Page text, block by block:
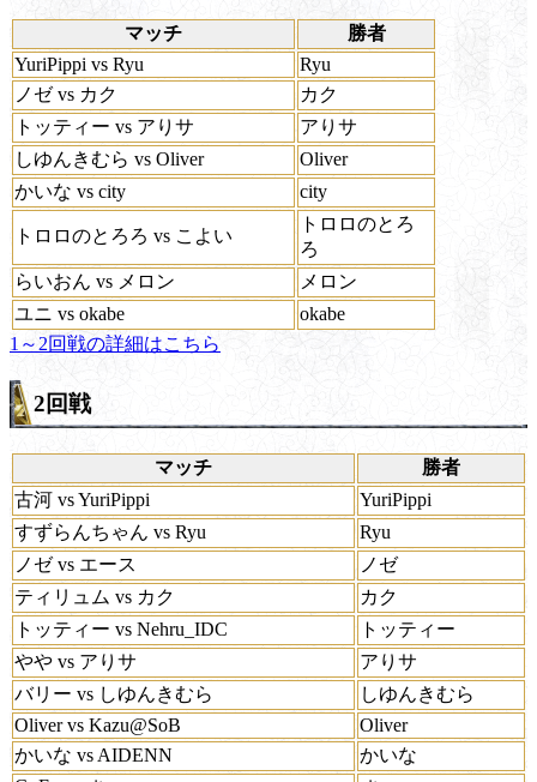
マッチ
勝者
YuriPippi vs Ryu
Ryu
ノゼ vs カク
カク
トッティー vs アりサ
アりサ
しゆんきむら vs Oliver
Oliver
かいな vs city
city
トロロのとろろ vs こよい
トロロのとろ
ろ
らいおん vs メロン
メロン
ユニ vs okabe
okabe
1～2回戦の詳細はこちら
2回戦
マッチ
勝者
古河 vs YuriPippi
YuriPippi
すずらんちゃん vs Ryu
Ryu
ノゼ vs エース
ノゼ
ティリュム vs カク
カク
トッティー vs Nehru_IDC
トッティー
やや vs アりサ
アりサ
バリー vs しゆんきむら
しゆんきむら
Oliver vs Kazu@SoB
Oliver
かいな vs AIDENN
かいな